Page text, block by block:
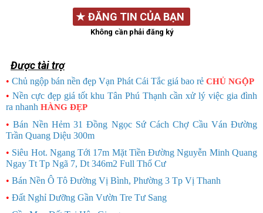
★ ĐĂNG TIN CỦA BẠN
Không cần phải đăng ký
Được tài trợ
• Chủ ngộp bán nền đẹp Vạn Phát Cái Tắc giá bao rẻ CHỦ NGỘP
• Nền cực đẹp giá tốt khu Tân Phú Thạnh cần xử lý việc gia đình
ra nhanh HÀNG ĐẸP
•Bán Nền Hẻm 31 Đồng Ngọc Sứ Cách Chợ Cầu Ván Đường
Trần Quang Diệu 300m
• Siêu Hot. Ngang Tới 17m Mặt Tiền Đường Nguyễn Minh Quang
Ngay Tt Tp Ngã 7, Dt 346m2 Full Thổ Cư
• Bán Nền Ô Tô Đường Vị Bình, Phường 3 Tp Vị Thanh
• Đất Nghỉ Dưỡng Gần Vườn Tre Tư Sang